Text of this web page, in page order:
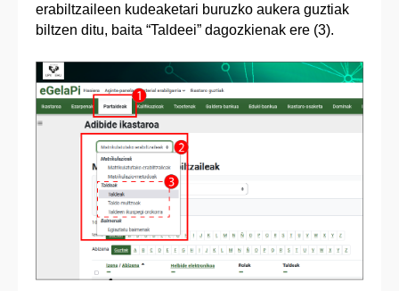
erabiltzaileen kudeaketari buruzko aukera guztiak
biltzen ditu, baita “Taldeei” dagozkienak ere (3).